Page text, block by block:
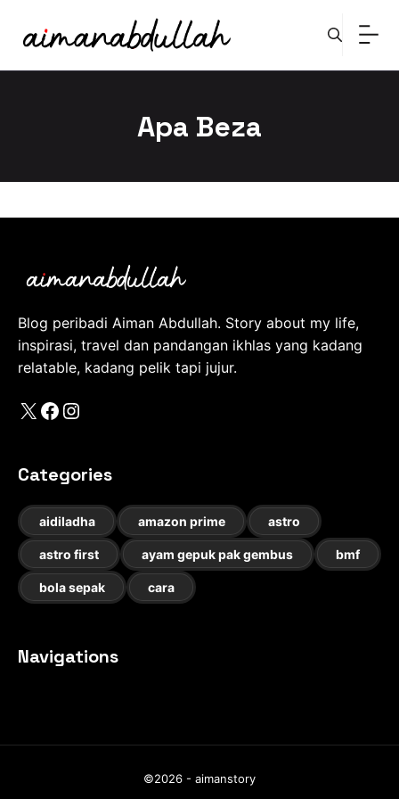
Apa Beza
Blog peribadi Aiman Abdullah. Story about my life,
inspirasi, travel dan pandangan ikhlas yang kadang
relatable, kadang pelik tapi jujur.
X Facebook
Instagram
Categories
aidiladha amazon prime astro
astro first ayam gepuk pak gembus bmf
bola sepak cara
Navigations
©2026 - aimanstory